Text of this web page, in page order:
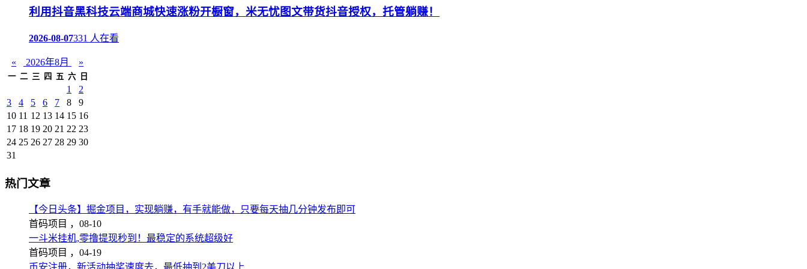
利用抖音黑科技云端商城快速涨粉开橱窗，米无忧图文带货抖音授权，托管躺赚！
2026-08-07331 人在看
« 2026年8月 »
一 二 三 四 五 六 日
1
2
3
4 5 6 7 8
9
10 11 12 13 14 15 16
17 18 19 20 21 22 23
24 25 26 27 28 29 30
31
热门文章
【今日头条】掘金项目，实现躺赚，有手就能做，只要每天抽几分钟发布即可
首码项目 ， 08-10
一斗米挂机,零撸提现秒到！最稳定的系统超级好
首码项目 ， 04-19